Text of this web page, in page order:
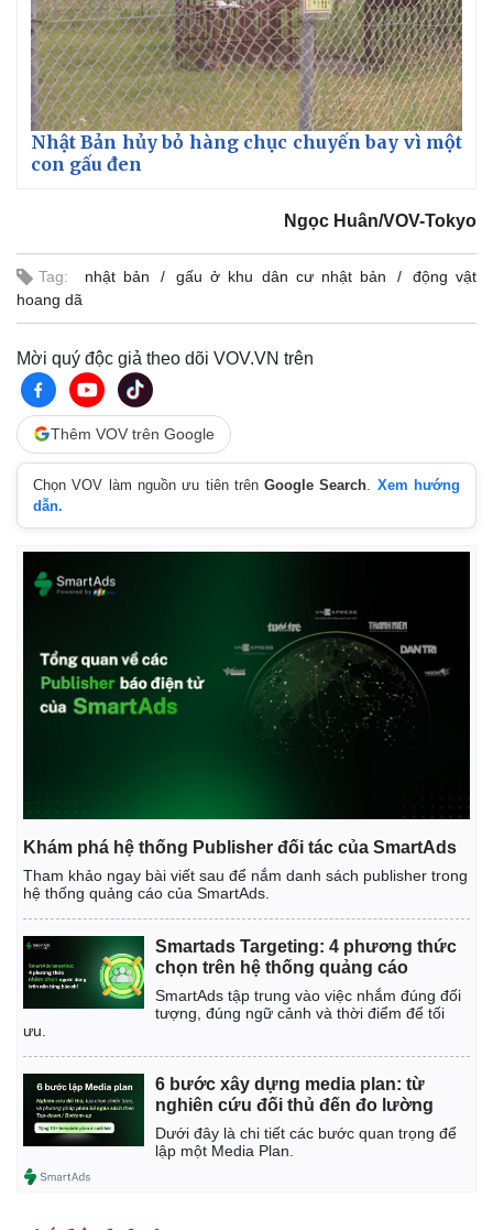
Bất động sản
Khởi nghiệp
Thị trường
Giá vàng
Tiêu dùng
Tỷ giá
Chứng khoán
Giá cà phê
Nhật Bản hủy bỏ hàng chục chuyến bay vì một
con gấu đen
Ngọc Huân/VOV-Tokyo
Tag: nhật bản gấu ở khu dân cư nhật bản
động vật
hoang dã
Mời quý độc giả theo dõi VOV.VN trên
Thêm VOV trên Google
Chọn VOV làm nguồn ưu tiên trênGoogle Search
Xem hướng
dẫn.
Khám phá hệ thống Publisher đối tác của SmartAds
Tham khảo ngay bài viết sau để nắm danh sách publisher trong
hệ thống quảng cáo của SmartAds.
Smartads Targeting: 4 phương thức
chọn trên hệ thống quảng cáo
SmartAds tập trung vào việc nhắm đúng đối
tượng, đúng ngữ cảnh và thời điểm để tối
ưu.
6 bước xây dựng media plan: từ
nghiên cứu đối thủ đến đo lường
Dưới đây là chi tiết các bước quan trọng để
lập một Media Plan.